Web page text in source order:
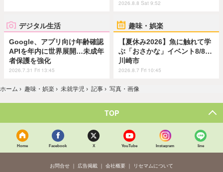
2026.8.8 Sat 9:52
デジタル生活
Google、アプリ向け年齢確認
APIを年内に世界展開…未成年
者保護を強化
2026.7.31 Fri 13:45
趣味・娯楽
【夏休み2026】魚に触れて学
ぶ「おさかな」イベント8/8…
川崎市
2026.8.7 Fri 10:45
ホーム › 趣味・娯楽 › 未就学児 › 記事 › 写真・画像
TOP
Home Facebook X YouTube Instagram line
お問合せ 広告掲載 会社概要
リセマムについて